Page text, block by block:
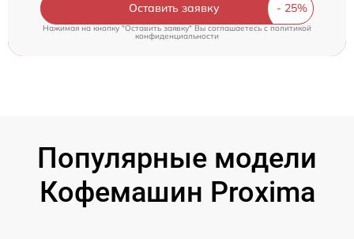
Оставить заявку
Нажимая на кнопку "Оставить заявку" Вы соглашаетесь cполитикой
конфиденциальности
Популярные модели
Кофемашин Proxima